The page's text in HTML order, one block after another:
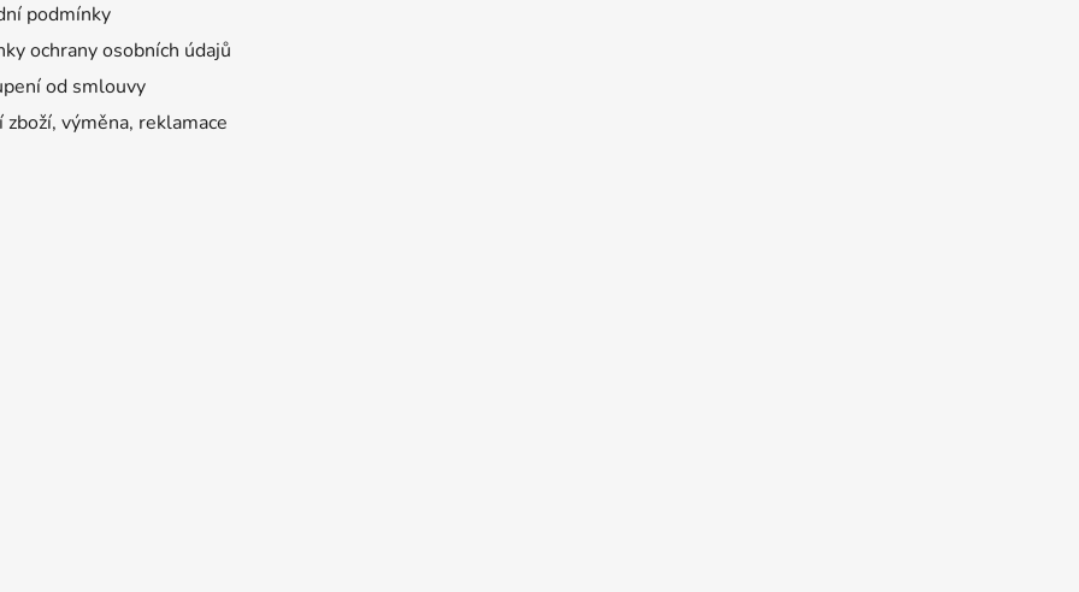
podmínky
ochrany osobních údajů
od smlouvy
zboží, výměna, reklamace